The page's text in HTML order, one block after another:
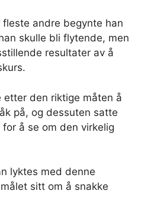
andre begynte han
skulle bli flytende, men
resultater av å
etter den riktige måten å
på, og dessuten satte
å se om den virkelig
lyktes med denne
sitt om å snakke